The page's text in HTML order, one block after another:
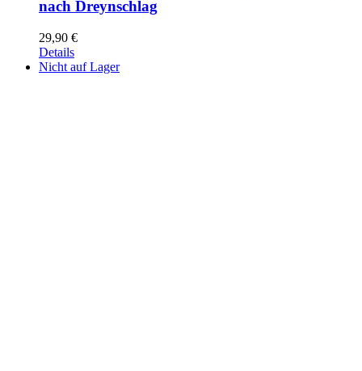
nach Dreynschlag
29,90 €
Details
Nicht auf Lager